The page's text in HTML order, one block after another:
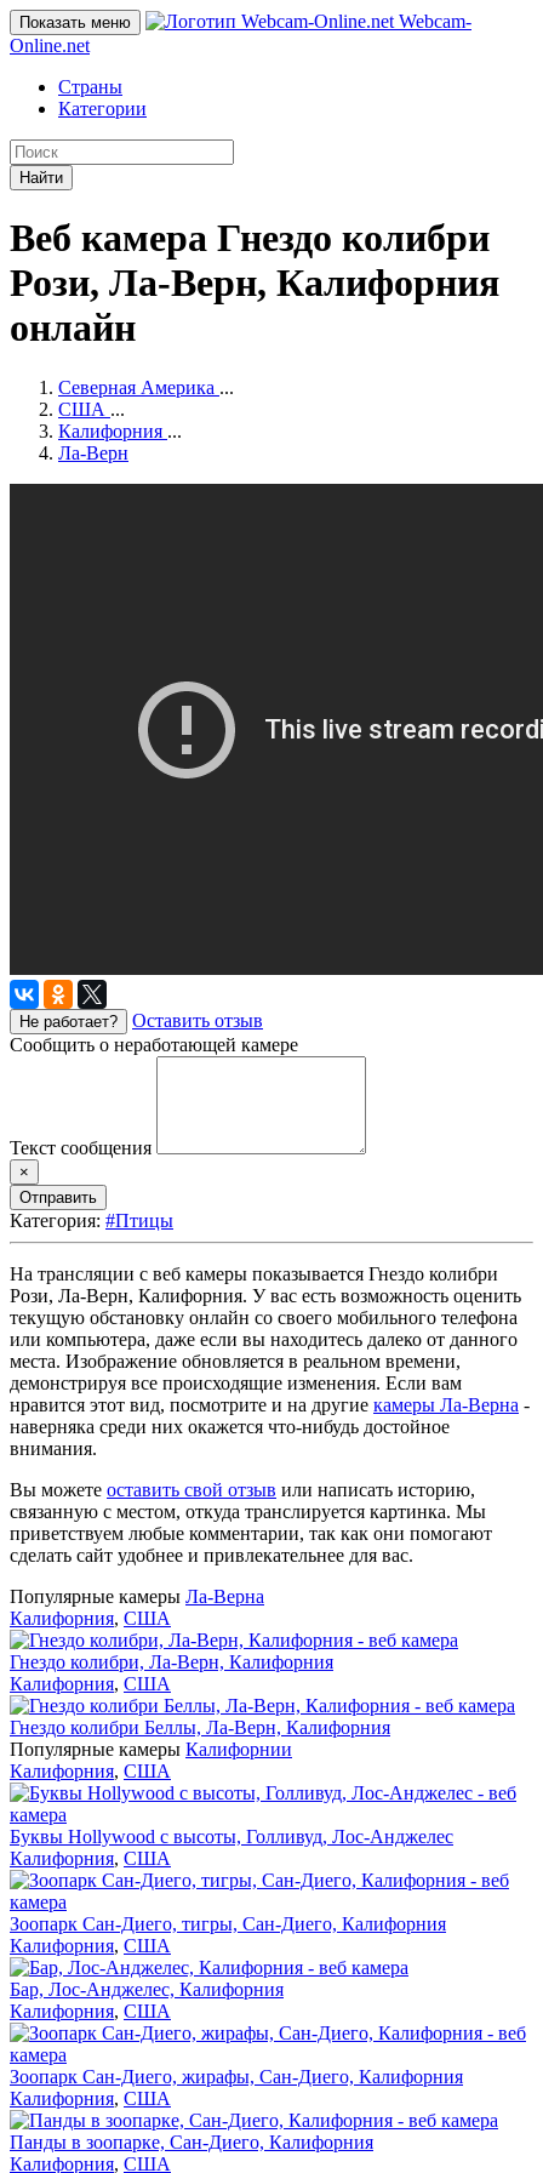
Показать меню
Webcam-
Online.net
Страны
Категории
Найти
Веб камера Гнездо колибри
Рози, Ла-Верн, Калифорния
онлайн
Северная Америка ...
США ...
Калифорния ...
Ла-Верн
Не работает?
Оставить отзыв
Сообщить о неработающей камере
Текст сообщения
×
Отправить
Категория: #Птицы
На трансляции с веб камеры показывается Гнездо колибри
Рози, Ла-Верн, Калифорния. У вас есть возможность оценить
текущую обстановку онлайн со своего мобильного телефона
или компьютера, даже если вы находитесь далеко от данного
места. Изображение обновляется в реальном времени,
демонстрируя все происходящие изменения. Если вам
нравится этот вид, посмотрите и на другие камеры Ла-Верна -
наверняка среди них окажется что-нибудь достойное
внимания.
Вы можете оставить свой отзыв или написать историю,
связанную с местом, откуда транслируется картинка. Мы
приветствуем любые комментарии, так как они помогают
сделать сайт удобнее и привлекательнее для вас.
Популярные камеры Ла-Верна
Калифорния, США
Гнездо колибри, Ла-Верн, Калифорния
Калифорния, США
Гнездо колибри Беллы, Ла-Верн, Калифорния
Популярные камеры Калифорнии
Калифорния, США
Буквы Hollywood с высоты, Голливуд, Лос-Анджелес
Калифорния, США
Зоопарк Сан-Диего, тигры, Сан-Диего, Калифорния
Калифорния, США
Бар, Лос-Анджелес, Калифорния
Калифорния, США
Зоопарк Сан-Диего, жирафы, Сан-Диего, Калифорния
Калифорния, США
Панды в зоопарке, Сан-Диего, Калифорния
Калифорния, США